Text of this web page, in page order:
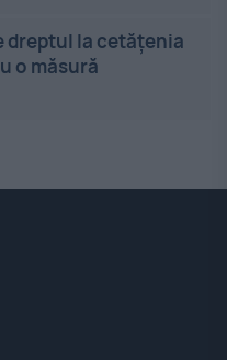
dreptul la cetățenia
o măsură